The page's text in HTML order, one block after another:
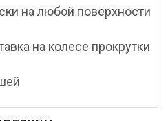
на любой поверхности
на колесе прокрутки